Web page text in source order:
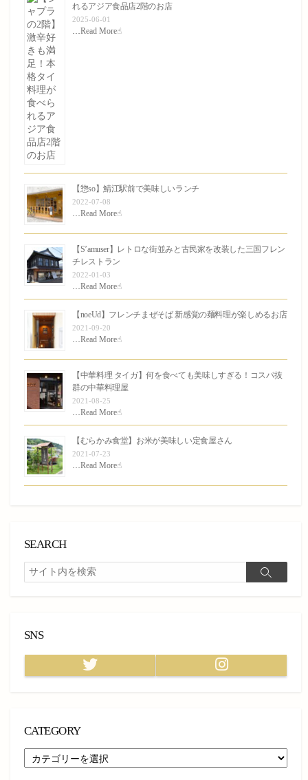
れるアジア食品店2階のお店
2025-06-01
Read More☝︎
【惣so】鯖江駅前で美味しいランチ
2022-07-08
Read More☝︎
【S’amuser】レトロな街並みと古民家を改装した三国フレン
チレストラン
2022-01-03
Read More☝︎
【noeUd】フレンチまぜそば 新感覚の麺料理が楽しめるお店
2021-09-20
Read More☝︎
【中華料理 タイガ】何を食べても美味しすぎる！コスパ抜
群の中華料理屋
2021-08-25
Read More☝︎
【むらかみ食堂】お米が美味しい定食屋さん
2021-07-23
Read More☝︎
SEARCH
検
索
検
SNS
Twitter Instagram
CATEGORY
CATEGORY